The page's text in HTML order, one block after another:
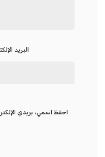
البريد
احفظ اسمي، بريدي